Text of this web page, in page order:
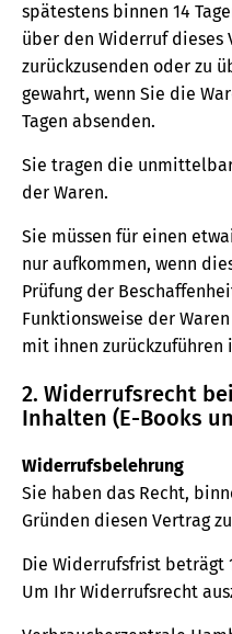
spätestens binnen 14
über den Widerruf dieses
zurückzusenden oder zu
gewahrt, wenn Sie die
Tagen absenden.
Sie tragen die
der Waren.
Sie müssen für einen
nur aufkommen, wenn
Prüfung der
Funktionsweise der
mit ihnen zurückzuführen
2. Widerrufsrecht
Inhalten (E-Books
Widerrufsbelehrung
Sie haben das Recht,
Gründen diesen Vertrag
Die Widerrufsfrist beträgt
Um Ihr Widerrufsrecht